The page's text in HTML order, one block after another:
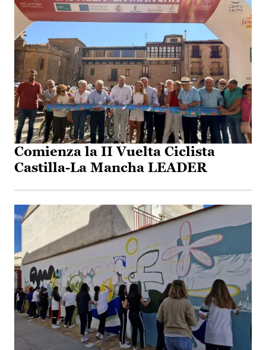
Comienza la II Vuelta Ciclista
Castilla-La Mancha LEADER